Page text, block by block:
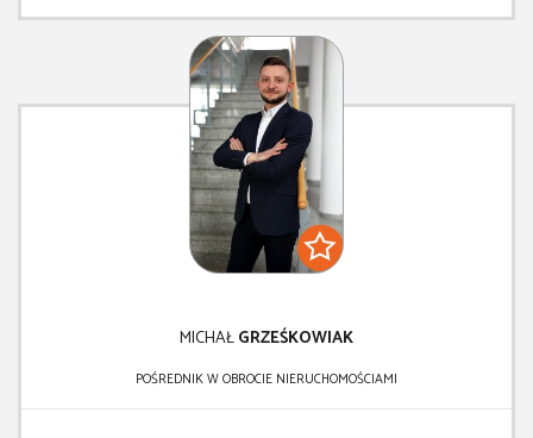
MICHAŁGRZEŚKOWIAK
POŚREDNIK W OBROCIE NIERUCHOMOŚCIAMI